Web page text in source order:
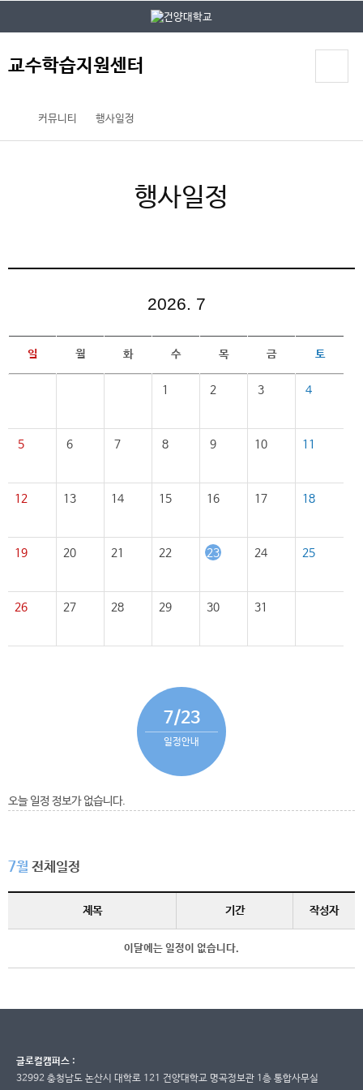
교수학습지원센터
커뮤니티 행사일정
행사일정
2026. 7
일 월 화 수 목 금 토
1 2 3 4
5 6 7 8 9 10 11
12 13 14 15 16 17 18
19 20 21 22 23 24 25
26 27 28 29 30 31
7/23
일정안내
오늘 일정 정보가 없습니다.
7월 전체일정
제목 기간 작성자
이달에는 일정이 없습니다.
글로컬캠퍼스 :
32992 충청남도 논산시 대학로 121 건양대학교 명곡정보관 1층 통합사무실